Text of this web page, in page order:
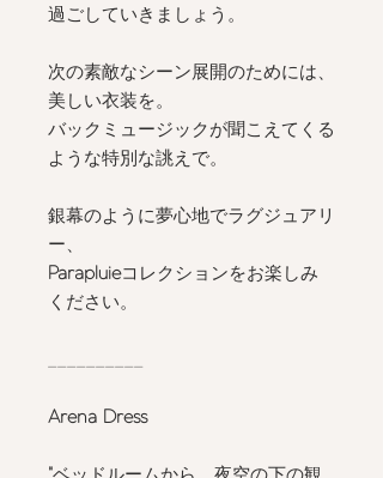
過ごしていきましょう。
次の素敵なシーン展開のためには、
美しい衣装を。
バックミュージックが聞こえてくる
ような特別な誂えで。
銀幕のように夢心地でラグジュアリ
ー、
Parapluieコレクションをお楽しみ
ください。
Arena Dress
"ベッドルームから、夜空の下の観